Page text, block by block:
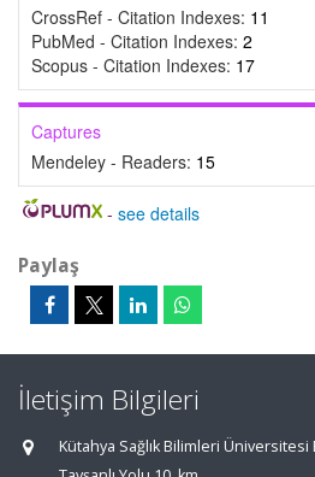
CrossRef - Citation Indexes: 11
PubMed - Citation Indexes: 2
Scopus - Citation Indexes: 17
Captures
Mendeley - Readers: 15
- see details
Paylaş
İletişim Bilgileri
Kütahya Sağlık Bilimleri